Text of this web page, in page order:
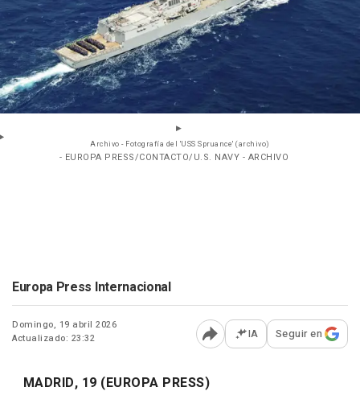
Archivo - Fotografía del 'USS Spruance' (archivo)
- EUROPA PRESS/CONTACTO/U.S. NAVY - ARCHIVO
Europa Press Internacional
Domingo, 19 abril 2026
Actualizado: 23:32
Abrir opciones para
IA Seguir en
MADRID, 19 (EUROPA PRESS)